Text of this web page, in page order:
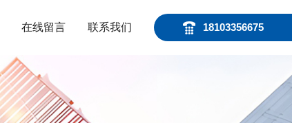
18103356675
在线留言 联系我们